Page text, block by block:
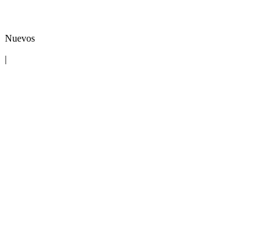
Nuevos
|